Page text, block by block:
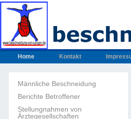
Home Kontakt
Männliche Beschneidung
Berichte Betroffener
Stellungnahmen von
Ärztegesellschaften